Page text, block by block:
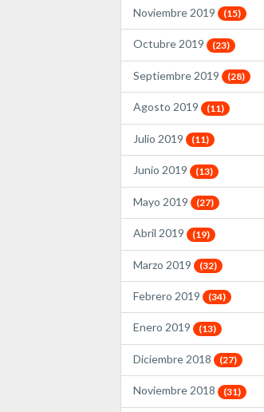
Noviembre 2019 (15)
Octubre 2019 (23)
Septiembre 2019 (28)
Agosto 2019 (11)
Julio 2019 (11)
Junio 2019 (13)
Mayo 2019 (27)
Abril 2019 (19)
Marzo 2019 (32)
Febrero 2019 (34)
Enero 2019 (13)
Diciembre 2018 (27)
Noviembre 2018 (31)